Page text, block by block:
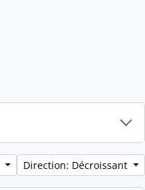
Direction: Décroissant